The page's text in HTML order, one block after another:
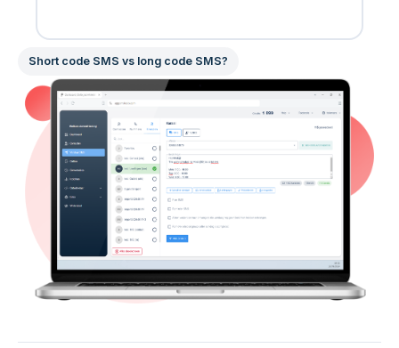
Short code SMS vs long code SMS?